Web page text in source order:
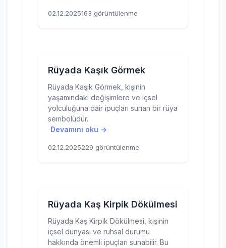
02.12.2025163 görüntülenme
Rüyada Kaşık Görmek
Rüyada Kaşık Görmek, kişinin
yaşamındaki değişimlere ve içsel
yolculuğuna dair ipuçları sunan bir rüya
sembolüdür.
Devamını oku →
02.12.2025229 görüntülenme
Rüyada Kaş Kirpik Dökülmesi
Rüyada Kaş Kirpik Dökülmesi, kişinin
içsel dünyası ve ruhsal durumu
hakkında önemli ipuçları sunabilir. Bu